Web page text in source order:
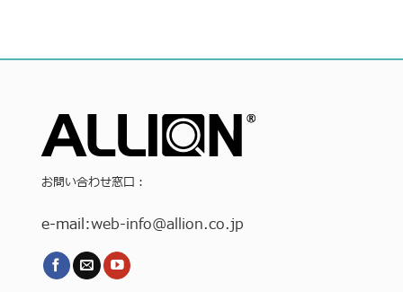
お問い合わせ窓口：
e-mail:web-info@allion.co.jp